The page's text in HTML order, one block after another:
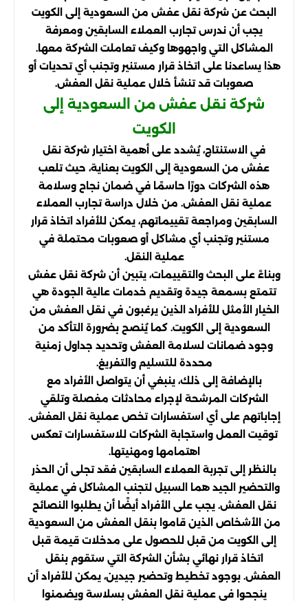
البحث عن شركة نقل عفش من السعودية إلى الكويت
يجب أن ندرس تجارب العملاء السابقين ومعرفة
المشاكل التي واجهوها وكيف تعاملت الشركة معها.
هذا يساعدنا على اتخاذ قرار مستنير وتجنب أي تحديات أو
صعوبات قد تنشأ خلال عملية نقل العفش.
شركة نقل عفش من السعودية إلى
الكويت
في الاستنتاج، يُشدد على أهمية اختيار شركة نقل
عفش من السعودية إلى الكويت بعناية، حيث تلعب
هذه الشركات دورًا حاسمًا في ضمان نجاح وسلامة
عملية نقل العفش. من خلال دراسة تجارب العملاء
السابقين ومراجعة تقييماتهم، يمكن للأفراد اتخاذ قرار
مستنير وتجنب أي مشاكل أو صعوبات محتملة في
عملية النقل.
وبناءً على البحث والتقييمات، يتبين أن شركة نقل عفش
تتمتع بسمعة جيدة وتقديم خدمات عالية الجودة هي
الخيار الأمثل للأفراد الذين يرغبون في نقل العفش من
السعودية إلى الكويت. كما يُنصح بضرورة التأكد من
وجود ضمانات لسلامة العفش وتحديد جداول زمنية
محددة للتسليم والتفريغ.
بالإضافة إلى ذلك، ينبغي أن يتواصل الأفراد مع
الشركات المرشحة لإجراء محادثات مفصلة وتلقي
إجاباتهم على أي استفسارات تخص عملية نقل العفش.
توقيت العمل واستجابة الشركات للاستفسارات تعكس
اهتمامها ومهنيتها.
بالنظر إلى تجربة العملاء السابقين فقد تجلى أن الحذر
والتحضير الجيد هما السبيل لتجنب المشاكل في عملية
نقل العفش. يجب على الأفراد أيضًا أن يطلبوا النصائح
من الأشخاص الذين قاموا بنقل العفش من السعودية
إلى الكويت من قبل للحصول على مدخلات قيمة قبل
اتخاذ قرار نهائي بشأن الشركة التي ستقوم بنقل
العفش. بوجود تخطيط وتحضير جيدين، يمكن للأفراد أن
ينجحوا في عملية نقل العفش بسلاسة ويضمنوا